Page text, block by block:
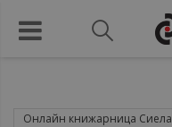
Онлайн книжарница Сиела